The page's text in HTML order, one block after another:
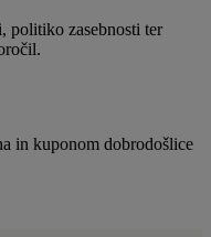
politiko zasebnosti ter
in kuponom dobrodošlice